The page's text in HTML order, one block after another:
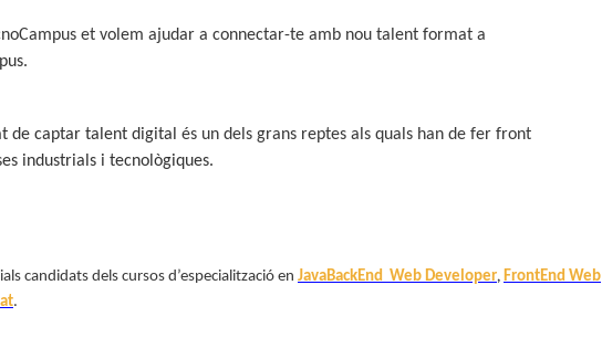
et volem ajudar a connectar-te amb nou talent format a
de captar talent digital és un dels grans reptes als quals han de fer front
industrials i tecnològiques.
candidats dels cursos d’especialització en JavaBackEnd Web Developer, FrontEnd Web
.